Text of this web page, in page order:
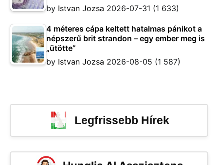
by Istvan Jozsa 2026-07-31 (1 633)
4 méteres cápa keltett hatalmas pánikot a
népszerű brit strandon – egy ember meg is
„ütötte”
by Istvan Jozsa 2026-08-05 (1 587)
Legfrissebb Hírek